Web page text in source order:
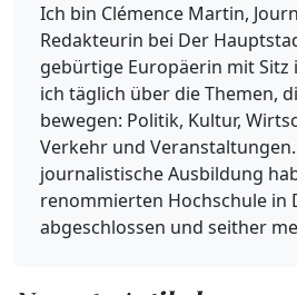
Ich bin Clémence Martin,
Redakteurin bei Der
gebürtige Europäerin mit Sitz
ich täglich über die Themen,
bewegen: Politik, Kultur,
Verkehr und
journalistische Ausbildung
renommierten Hochschule in
abgeschlossen und seither